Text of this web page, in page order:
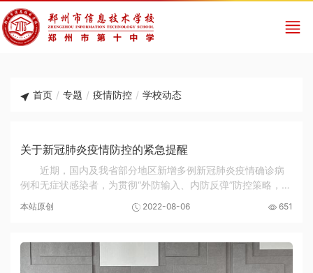
首页 / 专题 / 疫情防控 / 学校动态
关于新冠肺炎疫情防控的紧急提醒
近期，国内及我省部分地区新增多例新冠肺炎疫情确诊病
例和无症状感染者，为贯彻“外防输入、内防反弹”防控策略，严
一、在郑的师生非必要不外出，更不要前往发...
本站原创 2022-08-06 651